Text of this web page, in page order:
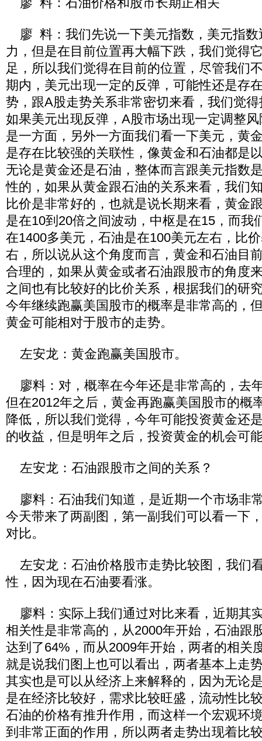
廖 料：我们先说一下美元指数，美元指数
力，但是在目前位置再大幅下跌，我们觉得
足，所以我们觉得在目前的位置，尽管我们
期内，美元出现一定的反弹，可能性还是存
势，跟A股走势关系非常密切来看，我们觉
如果美元出现反弹，A股市场出现一定调整
是一方面，另外一方面我们看一下美元，黄
是存在比较强的关联性，像黄金和石油都是
无论是黄金还是石油，整体而言跟美元指数
性的，如果从黄金跟石油的关系来看，我们
比价是非常好的，也就是说长期来看，黄金
是在10到20倍之间波动，中枢是在15，而我
在1400多美元，石油是在100美元左右，比
右，所以说从这个角度而言，黄金和石油目
合理的，如果从黄金或者石油跟股市的角度
之间也有比较好的比价关系，根据我们的研
今年继续跑赢美国股市的概率是非常高的，
黄金可能相对于股市的走势。
左安龙：黄金跑赢美国股市。
廖料：对，概率在今年还是非常高的，去
但在2012年之后，黄金再跑赢美国股市的概
降低，所以我们觉得，今年可能投资黄金还
的收益，但是明年之后，投资黄金的机会可
左安龙：石油跟股市之间的关系？
廖料：石油我们知道，是近期一个市场非
今天带来了两副图，第一副我们可以看一下
对比。
左安龙：石油价格股市走势比较图，我们
性，因为现在石油要看涨。
廖料：实际上我们通过对比来看，近期其
相关性是非常高的，从2000年开始，石油跟
达到了64%，而从2009年开始，两者的相关
就是说我们图上也可以看出，两者基本上走
其实也是可以从经济上来解释的，因为无论
是在经济比较好，需求比较旺盛，流动性比
石油的价格有推升作用，而这样一个宏观环
到非常正面的作用，所以两者走势出现着比